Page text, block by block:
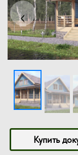
‹Previous
Купить